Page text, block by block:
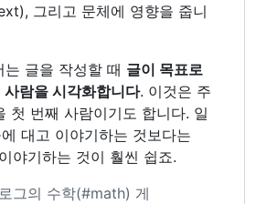
그리고 문체에 영향을 줍니
는 글을 작성할 때 글이 목표로
람을 시각화합니다. 이것은 주
첫 번째 사람이기도 합니다. 일
대고 이야기하는 것보다는
야기하는 것이 훨씬 쉽죠.
그의 수학(#math) 게